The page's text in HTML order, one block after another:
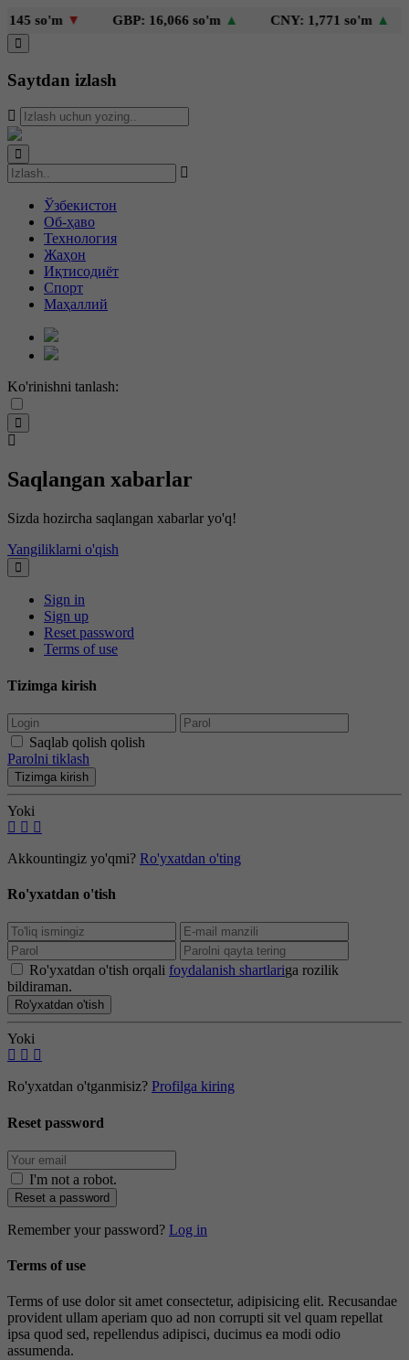
so'm▼ GBP: 16,066 so'm▲ CNY: 1,771 so'm▲
Saytdan izlash
Ўзбекистон
Об-ҳаво
Технология
Жаҳон
Иқтисодиёт
Спорт
Маҳаллий
Ko'rinishni tanlash:
Saqlangan xabarlar
Sizda hozircha saqlangan xabarlar yo'q!
Yangiliklarni o'qish
Sign in
Sign up
Reset password
Terms of use
Tizimga kirish
Saqlab qolish qolish
Parolni tiklash
Tizimga kirish
Yoki
Akkountingiz yo'qmi? Ro'yxatdan o'ting
Ro'yxatdan o'tish
Ro'yxatdan o'tish orqali foydalanish shartlariga rozilik
bildiraman.
Ro'yxatdan o'tish
Yoki
Ro'yxatdan o'tganmisiz? Profilga kiring
Reset password
I'm not a robot.
Reset a password
Remember your password? Log in
Terms of use
Terms of use dolor sit amet consectetur, adipisicing elit. Recusandae
provident ullam aperiam quo ad non corrupti sit vel quam repellat
ipsa quod sed, repellendus adipisci, ducimus ea modi odio
assumenda.